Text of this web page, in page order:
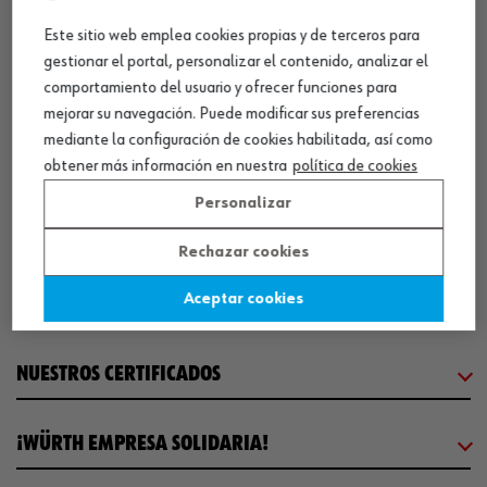
SEDE CENTRAL
CENTRO LOGÍSTICO / MUSEO
SOBRE WÜRTH
COMUNICACIÓN
NUESTROS CERTIFICADOS
¡WÜRTH EMPRESA SOLIDARIA!
Este sitio web emplea cookies propias y de terceros para
gestionar el portal, personalizar el contenido, analizar el
comportamiento del usuario y ofrecer funciones para
mejorar su navegación. Puede modificar sus preferencias
mediante la configuración de cookies habilitada, así como
obtener más información en nuestra política de cookies
Personalizar
Rechazar cookies
Aceptar cookies